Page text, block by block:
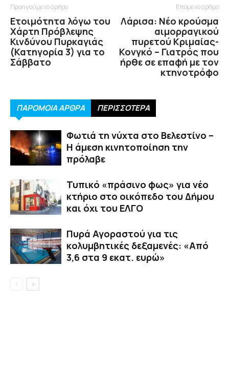
Προηγούμενο άρθρο
Ετοιμότητα λόγω του
Χάρτη Πρόβλεψης
Κινδύνου Πυρκαγιάς
(Κατηγορία 3) για το
Σάββατο
Επόμενο άρθρο
Λάρισα: Νέο κρούσμα
αιμορραγικού
πυρετού Κριμαίας-
Κονγκό – Γιατρός που
ήρθε σε επαφή με τον
κτηνοτρόφο
ΠΑΡΟΜΟΙΑ ΑΡΘΡΑ ΠΕΡΙΣΣΟΤΕΡΑ
Φωτιά τη νύχτα στο Βελεστίνο –
Η άμεση κινητοποίηση την
πρόλαβε
Τυπικό «πράσινο φως» για νέο
κτήριο στο οικόπεδο του Δήμου
και όχι του ΕΛΓΟ
Πυρά Αγοραστού για τις
κολυμβητικές δεξαμενές: «Από
3,6 στα 9 εκατ. ευρώ»